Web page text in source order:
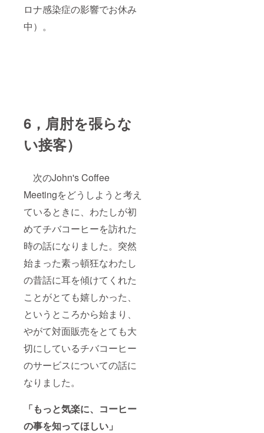
ロナ感染症の影響でお休み
中）。
6，肩肘を張らな
い接客）
次のJohn's Coffee
Meetingをどうしようと考え
ているときに、わたしが初
めてチバコーヒーを訪れた
時の話になりました。突然
始まった素っ頓狂なわたし
の昔話に耳を傾けてくれた
ことがとても嬉しかった、
というところから始まり、
やがて対面販売をとても大
切にしているチバコーヒー
のサービスについての話に
なりました。
「もっと気楽に、コーヒー
の事を知ってほしい」